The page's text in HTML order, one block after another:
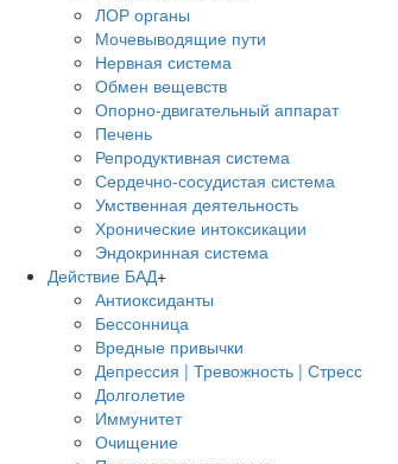
ЛОР органы
Мочевыводящие пути
Нервная система
Обмен вещевств
Опорно-двигательный аппарат
Печень
Репродуктивная система
Сердечно-сосудистая система
Умственная деятельность
Хронические интоксикации
Эндокринная система
Действие БАД+
Антиоксиданты
Бессонница
Вредные привычки
Депрессия | Тревожность | Стресс
Долголетие
Иммунитет
Очищение